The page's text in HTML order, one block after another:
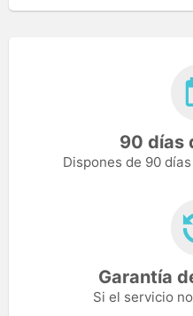
90 días
Dispones de 90
Garantía
Si el servicio